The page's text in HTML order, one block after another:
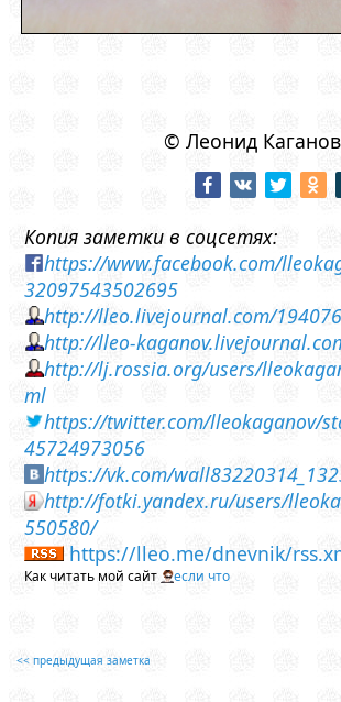
© Леонид Каганов
Копия заметки в соцсетях:
https://www.facebook.com/
32097543502695
http://lleo.livejournal.com/
http://lleo-
http://lj.rossia.org/users/
ml
https://twitter.com/lleokaganov/
45724973056
https://vk.com/
http://fotki.yandex.ru/users/
550580/
https://lleo.me/dnevnik/
Как читать мой сайт если что
<< предыдущая заметка